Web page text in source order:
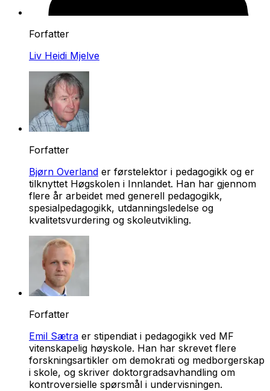
Forfatter
Liv Heidi Mjelve
Forfatter
Bjørn Overland er førstelektor i pedagogikk og er
tilknyttet Høgskolen i Innlandet. Han har gjennom
flere år arbeidet med generell pedagogikk,
spesialpedagogikk, utdanningsledelse og
kvalitetsvurdering og skoleutvikling.
Forfatter
Emil Sætra er stipendiat i pedagogikk ved MF
vitenskapelig høyskole. Han har skrevet flere
forskningsartikler om demokrati og medborgerskap
i skole, og skriver doktorgradsavhandling om
kontroversielle spørsmål i undervisningen.